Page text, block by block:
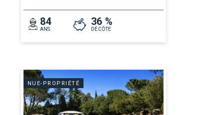
84
ANS
36 %
DÉCÔTE
NUE-PROPRIÉTÉ